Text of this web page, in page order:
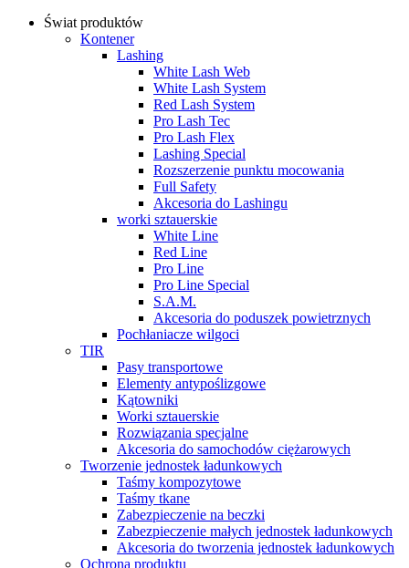
Świat produktów
Kontener
Lashing
White Lash Web
White Lash System
Red Lash System
Pro Lash Tec
Pro Lash Flex
Lashing Special
Rozszerzenie punktu mocowania
Full Safety
Akcesoria do Lashingu
worki sztauerskie
White Line
Red Line
Pro Line
Pro Line Special
S.A.M.
Akcesoria do poduszek powietrznych
Pochłaniacze wilgoci
TIR
Pasy transportowe
Elementy antypoślizgowe
Kątowniki
Worki sztauerskie
Rozwiązania specjalne
Akcesoria do samochodów ciężarowych
Tworzenie jednostek ładunkowych
Taśmy kompozytowe
Taśmy tkane
Zabezpieczenie na beczki
Zabezpieczenie małych jednostek ładunkowych
Akcesoria do tworzenia jednostek ładunkowych
Ochrona produktu